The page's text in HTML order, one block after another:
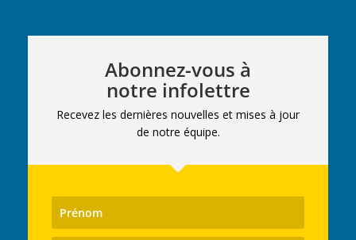
Abonnez-vous à
notre infolettre
Recevez les dernières nouvelles et mises à jour
de notre équipe.